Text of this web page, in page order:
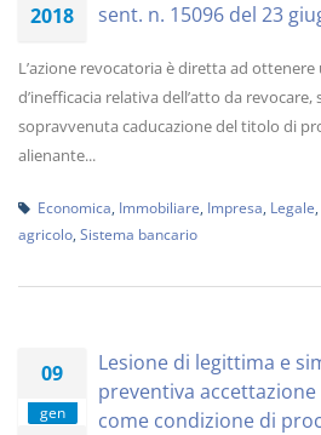
2018
sent. n. 15096 del 23
L’azione revocatoria è diretta ad
d’inefficacia relativa dell’atto da revocare,
sopravvenuta caducazione del titolo di
alienante...
Economica Immobiliare Impresa Legale
agricolo Sistema bancario
09
gen
Lesione di legittima e
preventiva
come condizione di